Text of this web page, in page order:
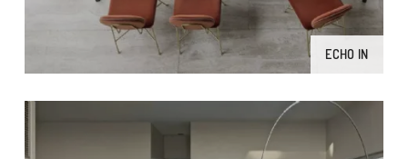
ECHO IN